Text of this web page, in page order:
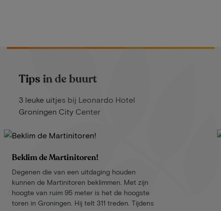
Tips in de buurt
3 leuke uitjes bij Leonardo Hotel
Groningen City Center
Beklim de Martinitoren!
Degenen die van een uitdaging houden
kunnen de Martinitoren beklimmen. Met zijn
hoogte van ruim 95 meter is het de hoogste
toren in Groningen. Hij telt 311 treden. Tijdens